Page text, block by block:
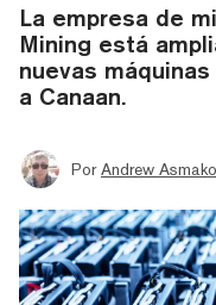
La empresa de
Mining está
nuevas
a Canaan.
Por Andrew